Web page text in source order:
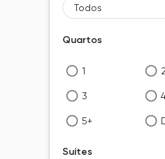
Todos
Quartos
1 2
3
5+
Suítes